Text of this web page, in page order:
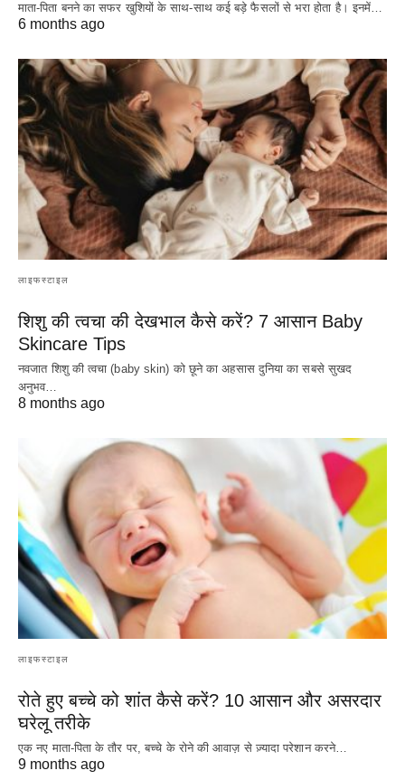
माता-पिता बनने का सफर खुशियों के साथ-साथ कई बड़े फैसलों से भरा होता है। इनमें…
6 months ago
लाइफस्टाइल
शिशु की त्वचा की देखभाल कैसे करें? 7 आसान Baby
Skincare Tips
नवजात शिशु की त्वचा (baby skin) को छूने का अहसास दुनिया का सबसे सुखद
अनुभव…
8 months ago
लाइफस्टाइल
रोते हुए बच्चे को शांत कैसे करें? 10 आसान और असरदार
घरेलू तरीके
एक नए माता-पिता के तौर पर, बच्चे के रोने की आवाज़ से ज़्यादा परेशान करने…
9 months ago